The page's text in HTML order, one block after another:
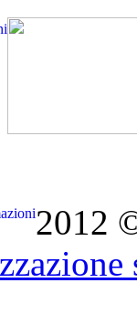
2012